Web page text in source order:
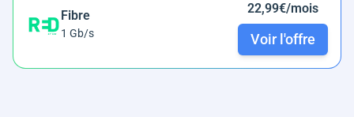
Fibre
1 Gb/s
22,99€/mois
Voir l'offre